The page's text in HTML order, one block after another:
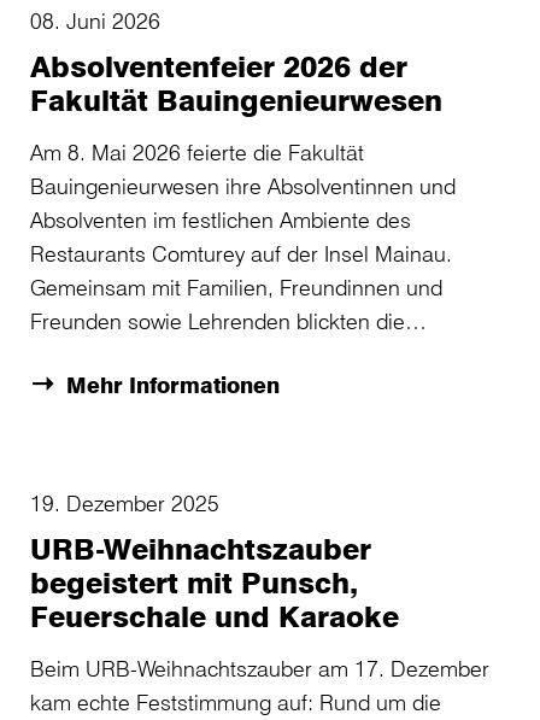
08. Juni 2026
Absolventenfeier 2026 der
Fakultät Bauingenieurwesen
Am 8. Mai 2026 feierte die Fakultät
Bauingenieurwesen ihre Absolventinnen und
Absolventen im festlichen Ambiente des
Restaurants Comturey auf der Insel Mainau.
Gemeinsam mit Familien, Freundinnen und
Freunden sowie Lehrenden blickten die…
Mehr Informationen
19. Dezember 2025
URB-Weihnachtszauber
begeistert mit Punsch,
Feuerschale und Karaoke
Beim URB-Weihnachtszauber am 17. Dezember
kam echte Feststimmung auf: Rund um die